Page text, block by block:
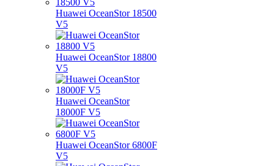
Huawei OceanStor 18500
V5
Huawei OceanStor 18800
V5
Huawei OceanStor
18000F V5
Huawei OceanStor 6800F
V5